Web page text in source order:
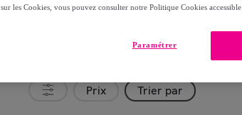
Prix Trier par
sur les Cookies, vous pouvez consulter notre Politique Cookies accessible
Paramétrer